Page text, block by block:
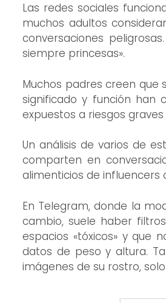
Las redes sociales
muchos adultos
conversaciones
siempre princesas».
Muchos padres creen que
significado y función han
expuestos a riesgos
Un análisis de varios de
comparten en
alimenticios de
En Telegram, donde la
cambio, suele haber
espacios «tóxicos» y que
datos de peso y altura.
imágenes de su rostro,